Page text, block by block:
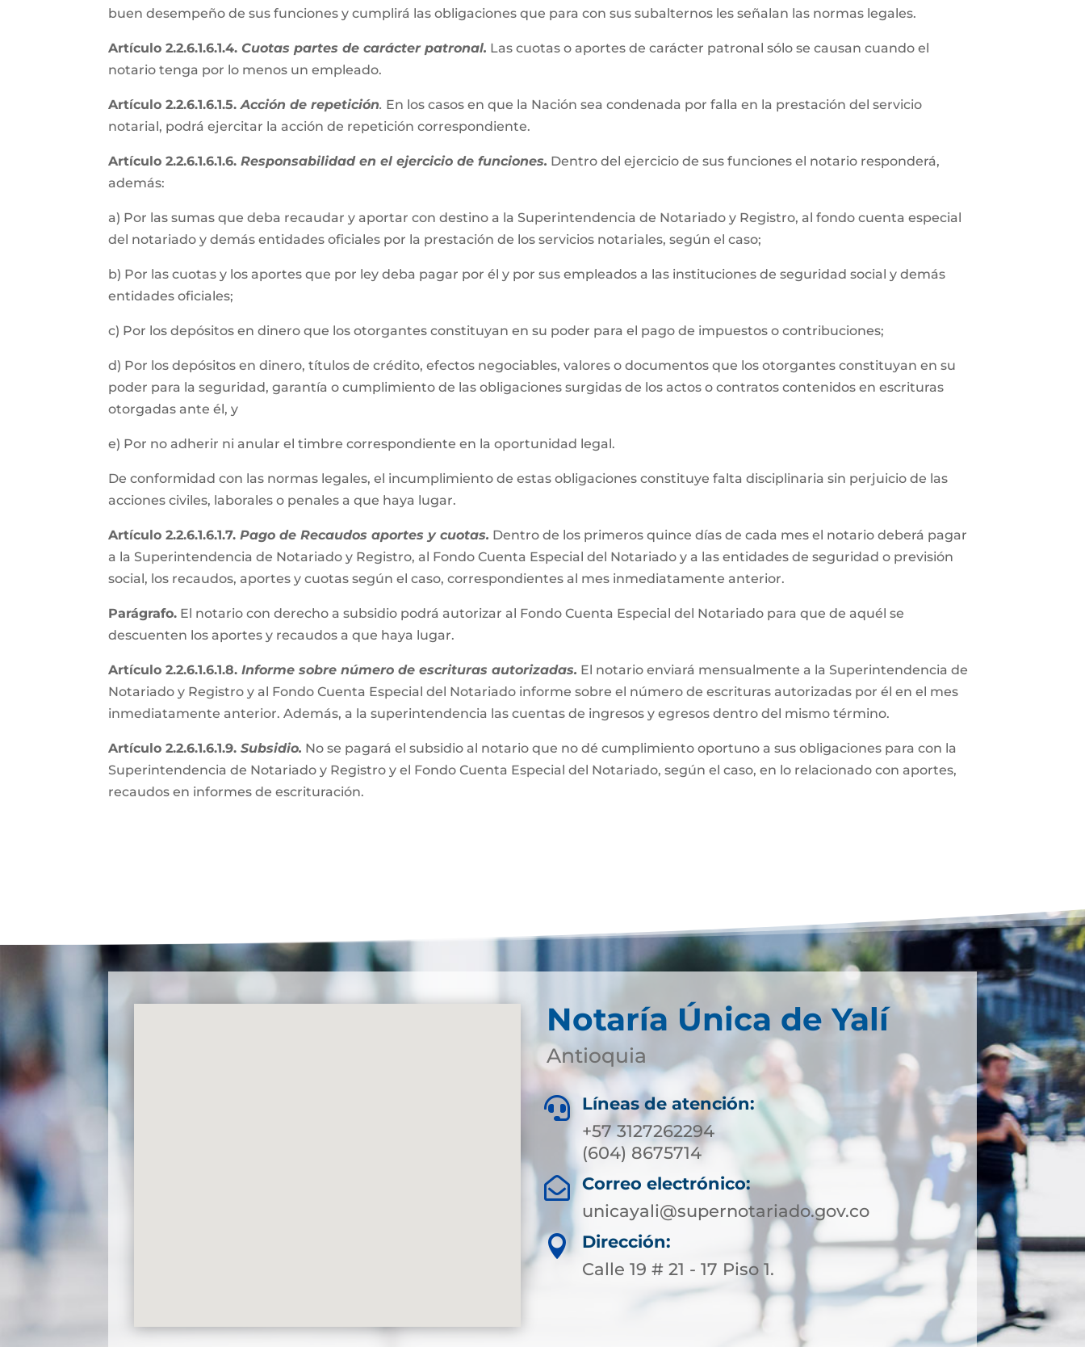
buen desempeño de sus funciones y cumplirá las obligaciones que para con sus subalternos les señalan las normas legales.
Artículo 2.2.6.1.6.1.4.Cuotas partes de carácter patronal. Las cuotas o aportes de carácter patronal sólo se causan cuando el
notario tenga por lo menos un empleado.
Artículo 2.2.6.1.6.1.5.Acción de repetición. En los casos en que la Nación sea condenada por falla en la prestación del servicio
notarial, podrá ejercitar la acción de repetición correspondiente.
Artículo 2.2.6.1.6.1.6.Responsabilidad en el ejercicio de funciones. Dentro del ejercicio de sus funciones el notario responderá,
además:
a) Por las sumas que deba recaudar y aportar con destino a la Superintendencia de Notariado y Registro, al fondo cuenta especial
del notariado y demás entidades oficiales por la prestación de los servicios notariales, según el caso;
b) Por las cuotas y los aportes que por ley deba pagar por él y por sus empleados a las instituciones de seguridad social y demás
entidades oficiales;
c) Por los depósitos en dinero que los otorgantes constituyan en su poder para el pago de impuestos o contribuciones;
d) Por los depósitos en dinero, títulos de crédito, efectos negociables, valores o documentos que los otorgantes constituyan en su
poder para la seguridad, garantía o cumplimiento de las obligaciones surgidas de los actos o contratos contenidos en escrituras
otorgadas ante él, y
e) Por no adherir ni anular el timbre correspondiente en la oportunidad legal.
De conformidad con las normas legales, el incumplimiento de estas obligaciones constituye falta disciplinaria sin perjuicio de las
acciones civiles, laborales o penales a que haya lugar.
Artículo 2.2.6.1.6.1.7.Pago de Recaudos aportes y cuotas. Dentro de los primeros quince días de cada mes el notario deberá pagar
a la Superintendencia de Notariado y Registro, al Fondo Cuenta Especial del Notariado y a las entidades de seguridad o previsión
social, los recaudos, aportes y cuotas según el caso, correspondientes al mes inmediatamente anterior.
Parágrafo. El notario con derecho a subsidio podrá autorizar al Fondo Cuenta Especial del Notariado para que de aquél se
descuenten los aportes y recaudos a que haya lugar.
Artículo 2.2.6.1.6.1.8.Informe sobre número de escrituras autorizadas. El notario enviará mensualmente a la Superintendencia de
Notariado y Registro y al Fondo Cuenta Especial del Notariado informe sobre el número de escrituras autorizadas por él en el mes
inmediatamente anterior. Además, a la superintendencia las cuentas de ingresos y egresos dentro del mismo término.
Artículo 2.2.6.1.6.1.9.Subsidio. No se pagará el subsidio al notario que no dé cumplimiento oportuno a sus obligaciones para con la
Superintendencia de Notariado y Registro y el Fondo Cuenta Especial del Notariado, según el caso, en lo relacionado con aportes,
recaudos en informes de escrituración.
Notaría Única de Yalí
Antioquia

Líneas de atención:
+57 3127262294
(604) 8675714

Correo electrónico:
unicayali@supernotariado.gov.co

Dirección:
Calle 19 # 21 - 17 Piso 1.